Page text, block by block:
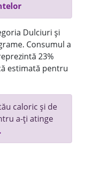
Dulciuri și
Consumul a
23%
estimată pentru
caloric și de
a-ți atinge